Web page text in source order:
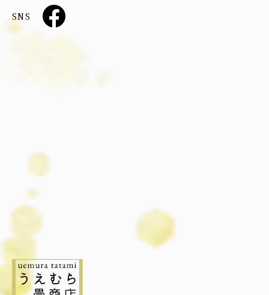
SNS